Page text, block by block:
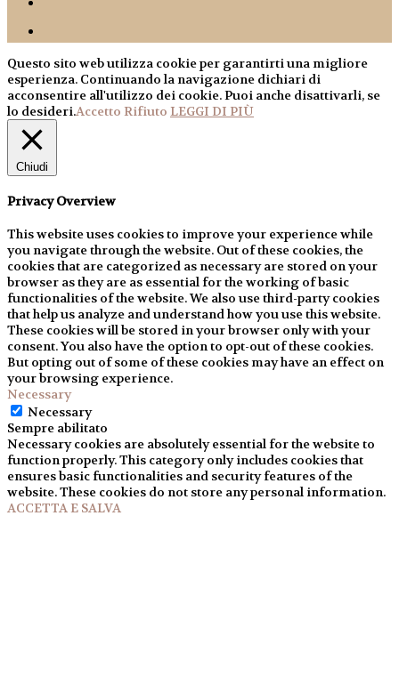
Questo sito web utilizza cookie per garantirti una migliore
esperienza. Continuando la navigazione dichiari di
acconsentire all'utilizzo dei cookie. Puoi anche disattivarli, se
lo desideri.Accetto Rifiuto LEGGI DI PIÙ
Chiudi
Privacy Overview
This website uses cookies to improve your experience while
you navigate through the website. Out of these cookies, the
cookies that are categorized as necessary are stored on your
browser as they are as essential for the working of basic
functionalities of the website. We also use third-party cookies
that help us analyze and understand how you use this website.
These cookies will be stored in your browser only with your
consent. You also have the option to opt-out of these cookies.
But opting out of some of these cookies may have an effect on
your browsing experience.
Necessary
Necessary
Sempre abilitato
Necessary cookies are absolutely essential for the website to
function properly. This category only includes cookies that
ensures basic functionalities and security features of the
website. These cookies do not store any personal information.
ACCETTA E SALVA